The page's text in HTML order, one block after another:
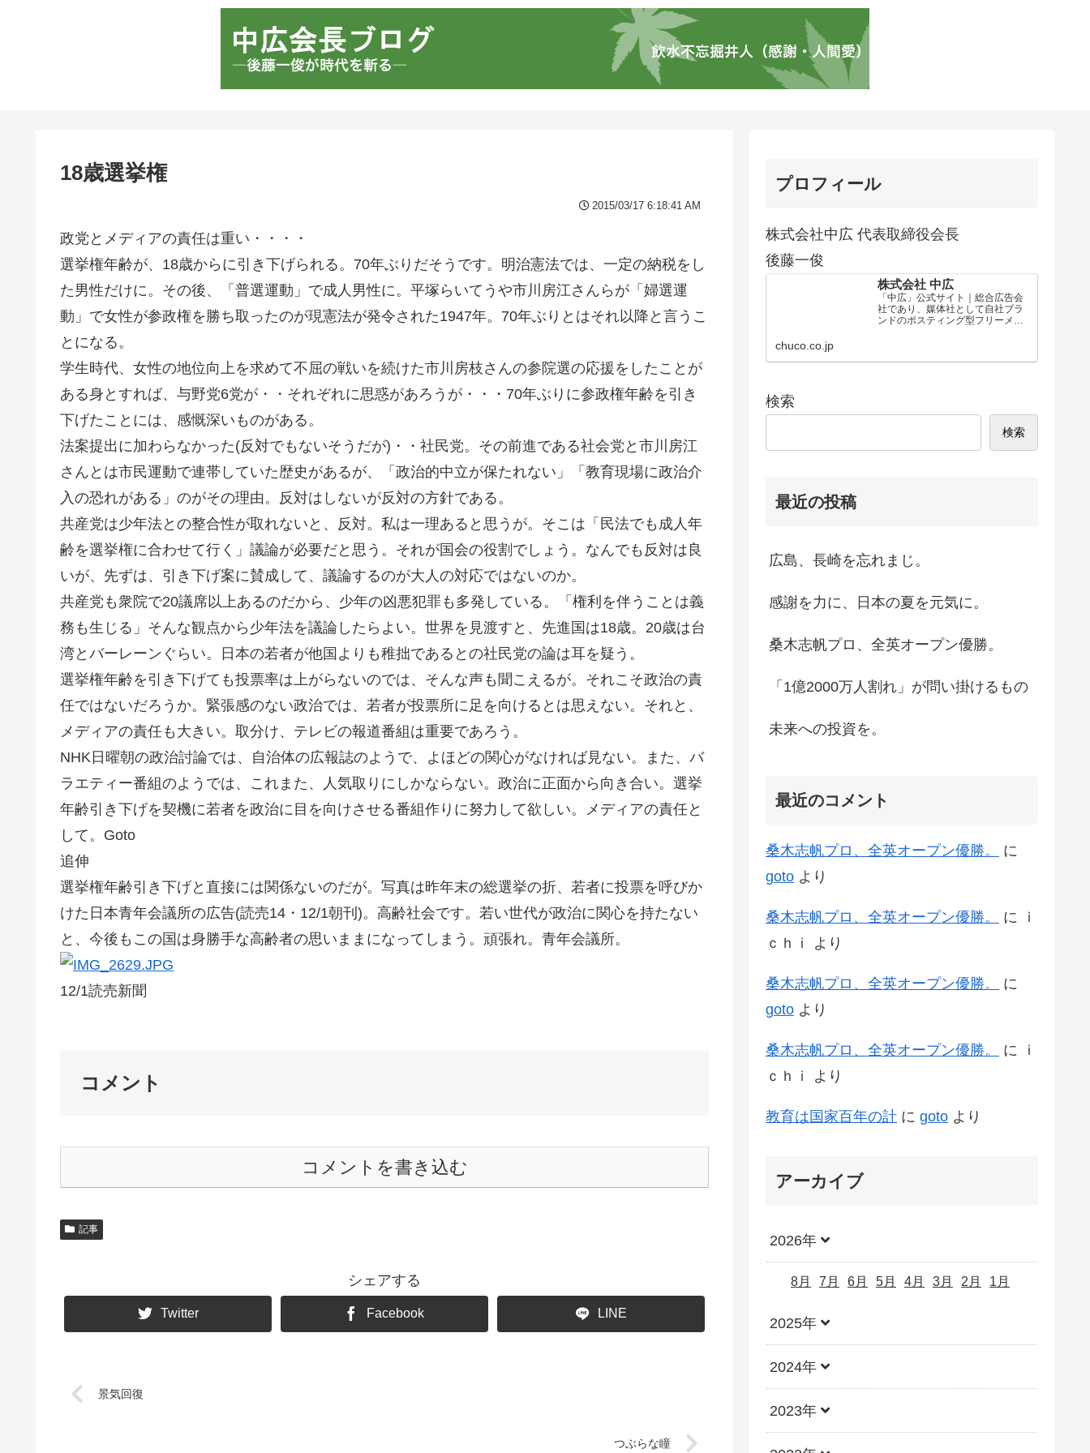
18歳選挙権
2015/03/17 6:18:41 AM
政党とメディアの責任は重い・・・・
選挙権年齢が、18歳からに引き下げられる。70年ぶりだそうです。明治憲法では、一定の納税をし
た男性だけに。その後、「普選運動」で成人男性に。平塚らいてうや市川房江さんらが「婦選運
動」で女性が参政権を勝ち取ったのが現憲法が発令された1947年。70年ぶりとはそれ以降と言うこ
とになる。
学生時代、女性の地位向上を求めて不屈の戦いを続けた市川房枝さんの参院選の応援をしたことが
ある身とすれば、与野党6党が・・それぞれに思惑があろうが・・・70年ぶりに参政権年齢を引き
下げたことには、感慨深いものがある。
法案提出に加わらなかった(反対でもないそうだが)・・社民党。その前進である社会党と市川房江
さんとは市民運動で連帯していた歴史があるが、「政治的中立が保たれない」「教育現場に政治介
入の恐れがある」のがその理由。反対はしないが反対の方針である。
共産党は少年法との整合性が取れないと、反対。私は一理あると思うが。そこは「民法でも成人年
齢を選挙権に合わせて行く」議論が必要だと思う。それが国会の役割でしょう。なんでも反対は良
いが、先ずは、引き下げ案に賛成して、議論するのが大人の対応ではないのか。
共産党も衆院で20議席以上あるのだから、少年の凶悪犯罪も多発している。「権利を伴うことは義
務も生じる」そんな観点から少年法を議論したらよい。世界を見渡すと、先進国は18歳。20歳は台
湾とバーレーンぐらい。日本の若者が他国よりも稚拙であるとの社民党の論は耳を疑う。
選挙権年齢を引き下げても投票率は上がらないのでは、そんな声も聞こえるが。それこそ政治の責
任ではないだろうか。緊張感のない政治では、若者が投票所に足を向けるとは思えない。それと、
メディアの責任も大きい。取分け、テレビの報道番組は重要であろう。
NHK日曜朝の政治討論では、自治体の広報誌のようで、よほどの関心がなければ見ない。また、バ
ラエティー番組のようでは、これまた、人気取りにしかならない。政治に正面から向き合い。選挙
年齢引き下げを契機に若者を政治に目を向けさせる番組作りに努力して欲しい。メディアの責任と
して。Goto
追伸
選挙権年齢引き下げと直接には関係ないのだが。写真は昨年末の総選挙の折、若者に投票を呼びか
けた日本青年会議所の広告(読売14・12/1朝刊)。高齢社会です。若い世代が政治に関心を持たない
と、今後もこの国は身勝手な高齢者の思いままになってしまう。頑張れ。青年会議所。
12/1読売新聞
コメント
コメントを書き込む
記事
シェアする
Twitter Facebook LINE
景気回復
つぶらな瞳
プロフィール
株式会社中広 代表取締役会長
後藤一俊
株式会社 中広
「中広」公式サイト｜総合広告会
社であり、媒体社として自社ブラ
ンドのポスティング型フリーメデ
chuco.co.jp
検索
検索
最近の投稿
広島、長崎を忘れまじ。
感謝を力に、日本の夏を元気に。
桑木志帆プロ、全英オープン優勝。
「1億2000万人割れ」が問い掛けるもの
未来への投資を。
最近のコメント
桑木志帆プロ、全英オープン優勝。
に
goto より
桑木志帆プロ、全英オープン優勝。 に
ｉ
ｃｈｉ
より
桑木志帆プロ、全英オープン優勝。
に
goto より
桑木志帆プロ、全英オープン優勝。 に
ｉ
ｃｈｉ
より
教育は国家百年の計 に goto より
アーカイブ
2026年
8月 7月 6月 5月 4月 3月 2月 1月
2025年
2024年
2023年